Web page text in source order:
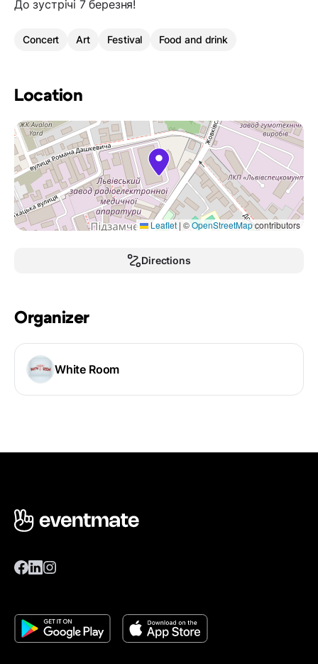
До зустрічі 7 березня!
Concert Art Festival Food and drink
Location
Leaflet | ©OpenStreetMapcontributors
Directions
Organizer
White Room